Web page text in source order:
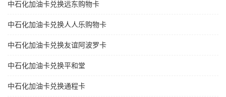
中石化加油卡兑换远东购物卡
中石化加油卡兑换人人乐购物卡
中石化加油卡兑换友谊阿波罗卡
中石化加油卡兑换平和堂
中石化加油卡兑换通程卡